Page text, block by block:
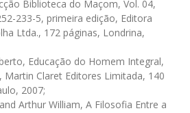
Biblioteca do Maçom, Vol. 04,
233-5, primeira edição, Editora
Ltda., 172 páginas, Londrina,
Educação do Homem Integral,
Martin Claret Editores Limitada, 140
2007;
Arthur William, A Filosofia Entre a